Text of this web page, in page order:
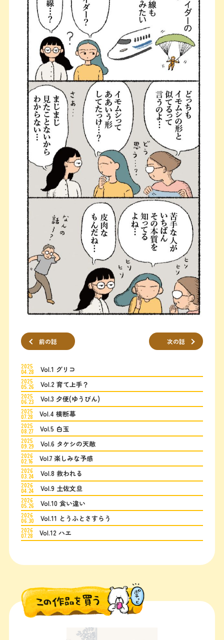
前の話 次の話
2025
04.28 Vol.1 グリコ
2025
05.26 Vol.2 育て上手？
2025
06.23 Vol.3 夕便(ゆうびん)
2025
07.28 Vol.4 横断幕
2025
08.27 Vol.5 白玉
2025
09.29 Vol.6 タケシの天敵
2026
02.16 Vol.7 楽しみな予感
2026
03.24 Vol.8 救われる
2026
04.24 Vol.9 土佐文旦
2026
05.26 Vol.10 食い違い
2026
06.30 Vol.11 とうふとさすらう
2026
07.28 Vol.12 ハエ